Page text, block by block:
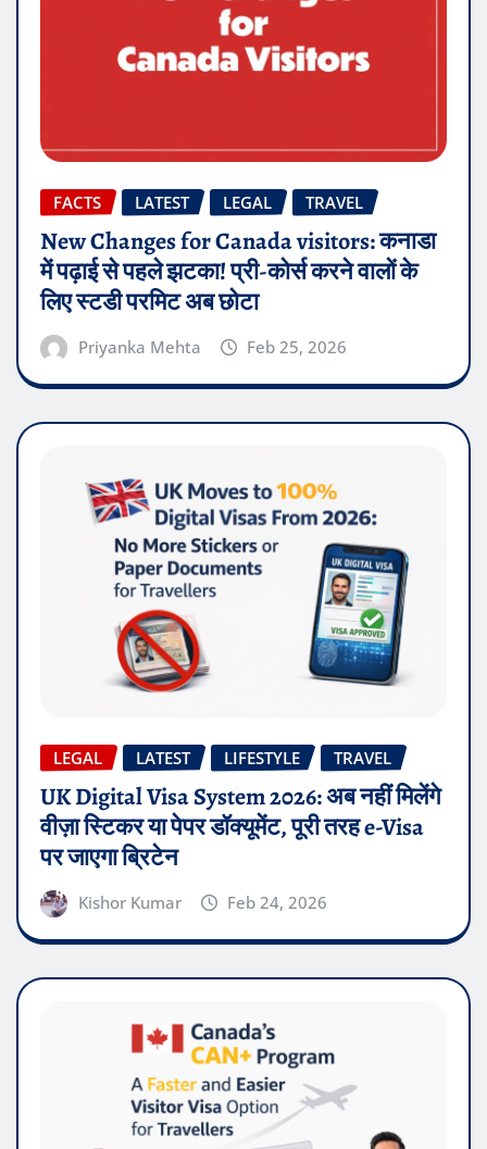
FACTS LATEST LEGAL TRAVEL
New Changes for Canada visitors: कनाडा
में पढ़ाई से पहले झटका! प्री-कोर्स करने वालों के
लिए स्टडी परमिट अब छोटा
Priyanka Mehta Feb 25, 2026
LEGAL LATEST LIFESTYLE TRAVEL
UK Digital Visa System 2026: अब नहीं मिलेंगे
वीज़ा स्टिकर या पेपर डॉक्यूमेंट, पूरी तरह e-Visa
पर जाएगा ब्रिटेन
Kishor Kumar Feb 24, 2026